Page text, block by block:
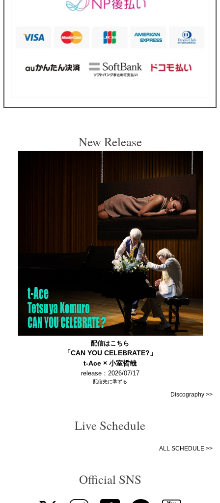
New Release
配信はこちら
「CAN YOU CELEBRATE?」
t-Ace × 小室哲哉
release：2026/07/17
配信先に準ずる
Discography >>
Live Schedule
ALL SCHEDULE >>
Official SNS